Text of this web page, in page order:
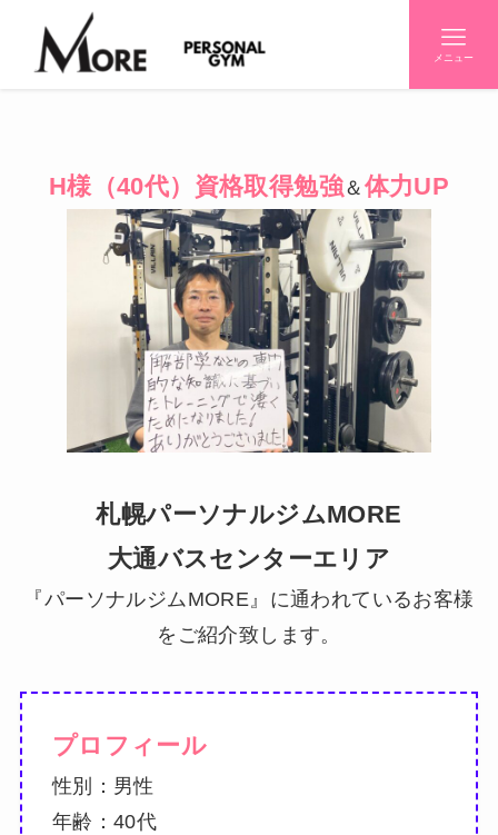
メニュー
H様（40代）資格取得勉強＆ 体力UP
札幌パーソナルジムMORE
大通バスセンターエリア
『パーソナルジムMORE』に通われているお客様
をご紹介致します。
プロフィール
性別：男性
年齢：40代